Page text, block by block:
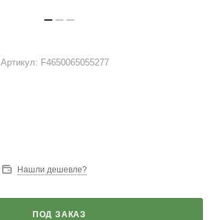
Артикул: F4650065055277
Нашли дешевле?
ПОД ЗАКАЗ